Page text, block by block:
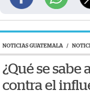
NOTICIAS GUATEMALA /
¿Qué se
contra el